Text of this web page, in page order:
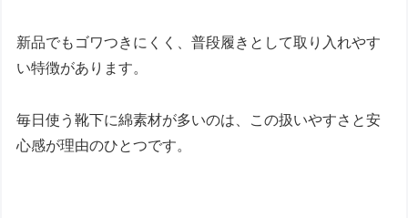
新品でもゴワつきにくく、普段履きとして取り入れやす
い特徴があります。
毎日使う靴下に綿素材が多いのは、この扱いやすさと安
心感が理由のひとつです。